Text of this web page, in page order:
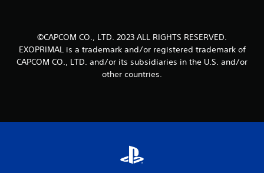
©CAPCOM CO., LTD. 2023 ALL RIGHTS RESERVED.
EXOPRIMAL is a trademark and/or registered trademark of
CAPCOM CO., LTD. and/or its subsidiaries in the U.S. and/or
other countries.